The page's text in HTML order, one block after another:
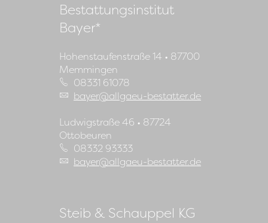
Bestattungsinstitut
Bayer*
Hohenstaufenstraße 14 • 87700
Memmingen
08331 61078
bayer@allgaeu-bestatter.de
Ludwigstraße 46 • 87724
Ottobeuren
08332 93333
bayer@allgaeu-bestatter.de
Steib & Schauppel KG